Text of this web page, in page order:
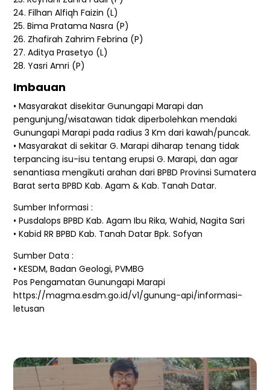
24. Filhan Alfiqh Faizin (L)
25. Bima Pratama Nasra (P)
26. Zhafirah Zahrim Febrina (P)
27. Aditya Prasetyo (L)
28. Yasri Amri (P)
Imbauan
• Masyarakat disekitar Gunungapi Marapi dan
pengunjung/wisatawan tidak diperbolehkan mendaki
Gunungapi Marapi pada radius 3 Km dari kawah/puncak.
• Masyarakat di sekitar G. Marapi diharap tenang tidak
terpancing isu-isu tentang erupsi G. Marapi, dan agar
senantiasa mengikuti arahan dari BPBD Provinsi Sumatera
Barat serta BPBD Kab. Agam & Kab. Tanah Datar.
Sumber Informasi :
• Pusdalops BPBD Kab. Agam Ibu Rika, Wahid, Nagita Sari
• Kabid RR BPBD Kab. Tanah Datar Bpk. Sofyan
Sumber Data :
• KESDM, Badan Geologi, PVMBG
Pos Pengamatan Gunungapi Marapi
https://magma.esdm.go.id/v1/gunung-api/informasi-
letusan